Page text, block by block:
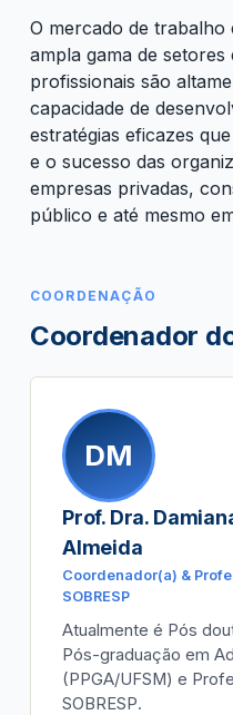
O mercado de trabalho
ampla gama de setores
profissionais são
capacidade de
estratégias eficazes
e o sucesso das
empresas privadas,
público e até mesmo
COORDENAÇÃO
Coordenador
DM
Prof. Dra.
Almeida
Coordenador(a) &
SOBRESP
Atualmente é Pós
Pós-graduação em
(PPGA/UFSM) e
SOBRESP.